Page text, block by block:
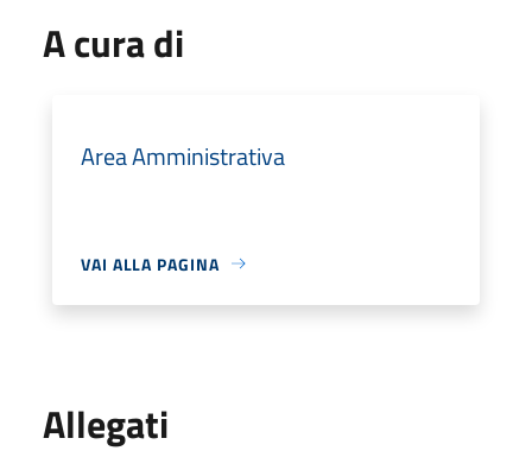
A cura di
Area Amministrativa
VAI ALLA PAGINA
Allegati